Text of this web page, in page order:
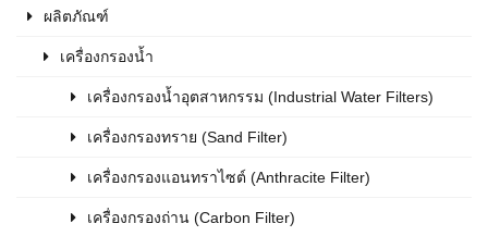
ผลิตภัณฑ์
เครื่องกรองน้ำ
เครื่องกรองน้ำอุตสาหกรรม (Industrial Water Filters)
เครื่องกรองทราย (Sand Filter)
เครื่องกรองแอนทราไซต์ (Anthracite Filter)
เครื่องกรองถ่าน (Carbon Filter)